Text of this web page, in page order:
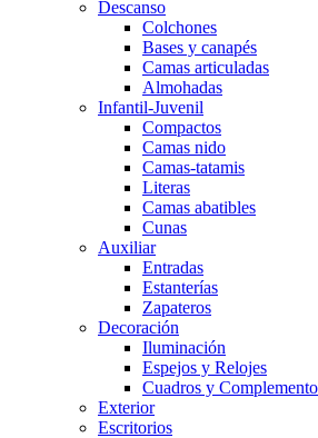
Descanso
Colchones
Bases y canapés
Camas articuladas
Almohadas
Infantil-Juvenil
Compactos
Camas nido
Camas-tatamis
Literas
Camas abatibles
Cunas
Auxiliar
Entradas
Estanterías
Zapateros
Decoración
Iluminación
Espejos y Relojes
Cuadros y
Exterior
Escritorios